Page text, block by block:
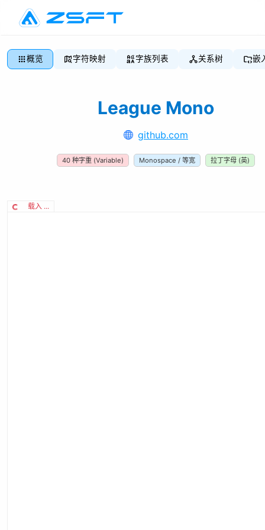
概览 字符映射 字族列表 关系树 嵌
League Mono
github.com
40 种字重 (Variable) Monospace / 等宽 拉丁字母 (英)
载入 ...